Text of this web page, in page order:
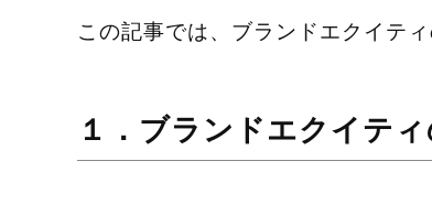
この記事では、ブランドエクイテ
１．ブランドエクイテ